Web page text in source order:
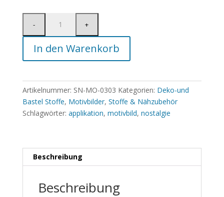
In den Warenkorb
Artikelnummer: SN-MO-0303 Kategorien: Deko-und
Bastel Stoffe, Motivbilder, Stoffe & Nähzubehör
Schlagwörter: applikation, motivbild, nostalgie
Beschreibung
Beschreibung